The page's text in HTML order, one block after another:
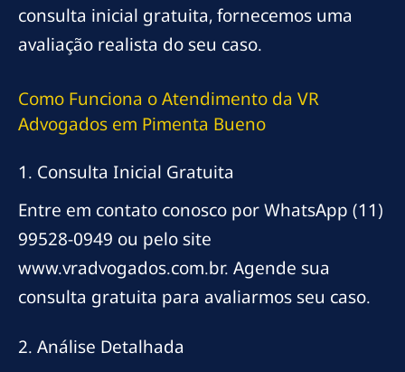
consulta inicial gratuita, fornecemos uma
avaliação realista do seu caso.
Como Funciona o Atendimento da VR
Advogados em Pimenta Bueno
1. Consulta Inicial Gratuita
Entre em contato conosco por WhatsApp (11)
99528-0949 ou pelo site
www.vradvogados.com.br. Agende sua
consulta gratuita para avaliarmos seu caso.
2. Análise Detalhada